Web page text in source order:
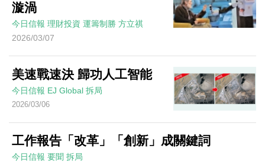
漩渦
今日信報 理財投資 運籌制勝 方立祺
2026/03/07
美速戰速決 歸功人工智能
今日信報 EJ Global 拆局
2026/03/06
工作報告「改革」「創新」成關鍵詞
今日信報 要聞 拆局